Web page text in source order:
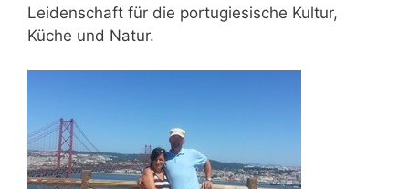
Leidenschaft für die portugiesische Kultur,
Küche und Natur.